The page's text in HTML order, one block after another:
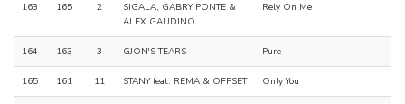
163 165 2
SIGALA, GABRY PONTE &
ALEX GAUDINO
Rely On Me
164 163 3 GJON'S TEARS Pure
165 161 11 STANY feat. REMA & OFFSET Only You